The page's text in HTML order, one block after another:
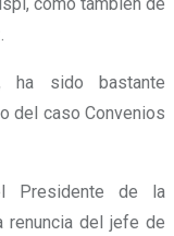
ha sido bastante
del caso Convenios
Presidente de la
renuncia del jefe de